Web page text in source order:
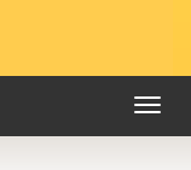
Toggle